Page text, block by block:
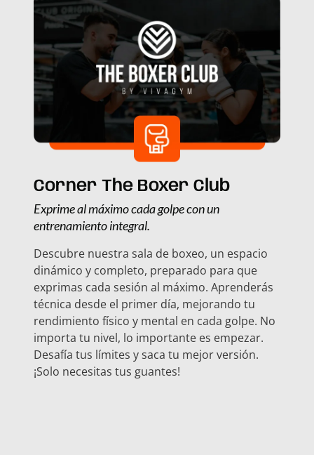
Corner The Boxer Club
Exprime al máximo cada golpe con un
entrenamiento integral.
Descubre nuestra sala de boxeo, un espacio
dinámico y completo, preparado para que
exprimas cada sesión al máximo. Aprenderás
técnica desde el primer día, mejorando tu
rendimiento físico y mental en cada golpe. No
importa tu nivel, lo importante es empezar.
Desafía tus límites y saca tu mejor versión.
¡Solo necesitas tus guantes!